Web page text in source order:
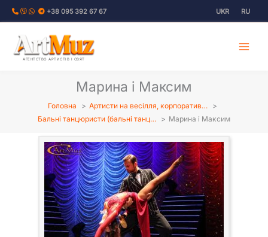
Перейти
+38 095 392 67 67 UKR RU
АГЕНТСТВО АРТИСТІВ І СВЯТ
Марина і Максим
Головна
Артисти на весілля, корпоратив…
Бальні танцюристи (бальні танц…
Марина і Максим